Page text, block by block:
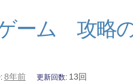
ゲーム 攻略
8年前 更新回数 13回